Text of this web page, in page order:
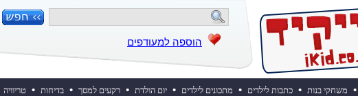
הוספה למעודפים
• משחקי בנות • כתבות לילדים • מתכונים לילדים • יום הולדת • רקעים למסך • בדיחות • טריוויה